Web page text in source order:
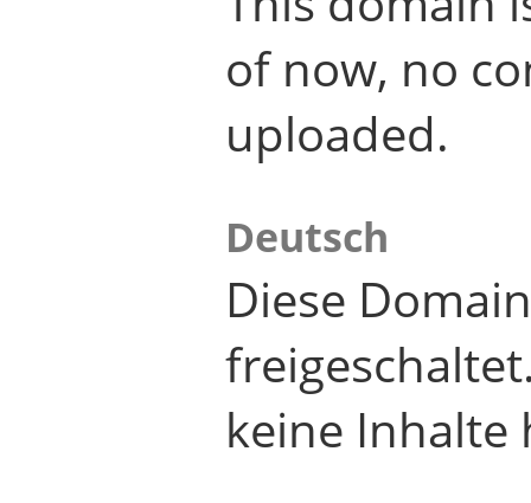
of now, no
uploaded.
Deutsch
Diese
keine Inhalte